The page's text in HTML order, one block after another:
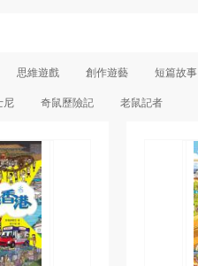
思維遊戲 創作遊藝
短篇故事
尼 奇鼠歷險記 老鼠記者